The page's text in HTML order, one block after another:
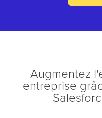
Augmentez
entreprise